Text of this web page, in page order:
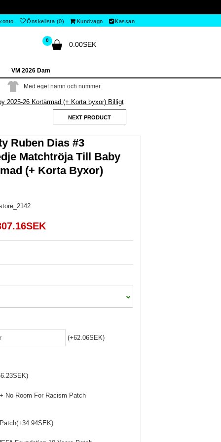
Önskelista (0) Kundvagn Kassan
0
0.00SEK
VM 2026 Dam
Med eget namn och nummer
2025-26 Kortärmad (+ Korta byxor) Billigt
NEXT PRODUCT
Ruben Dias #3
Matchtröja Till Baby
(+ Korta Byxor)
(+62.06SEK)
No Room For Racism Patch